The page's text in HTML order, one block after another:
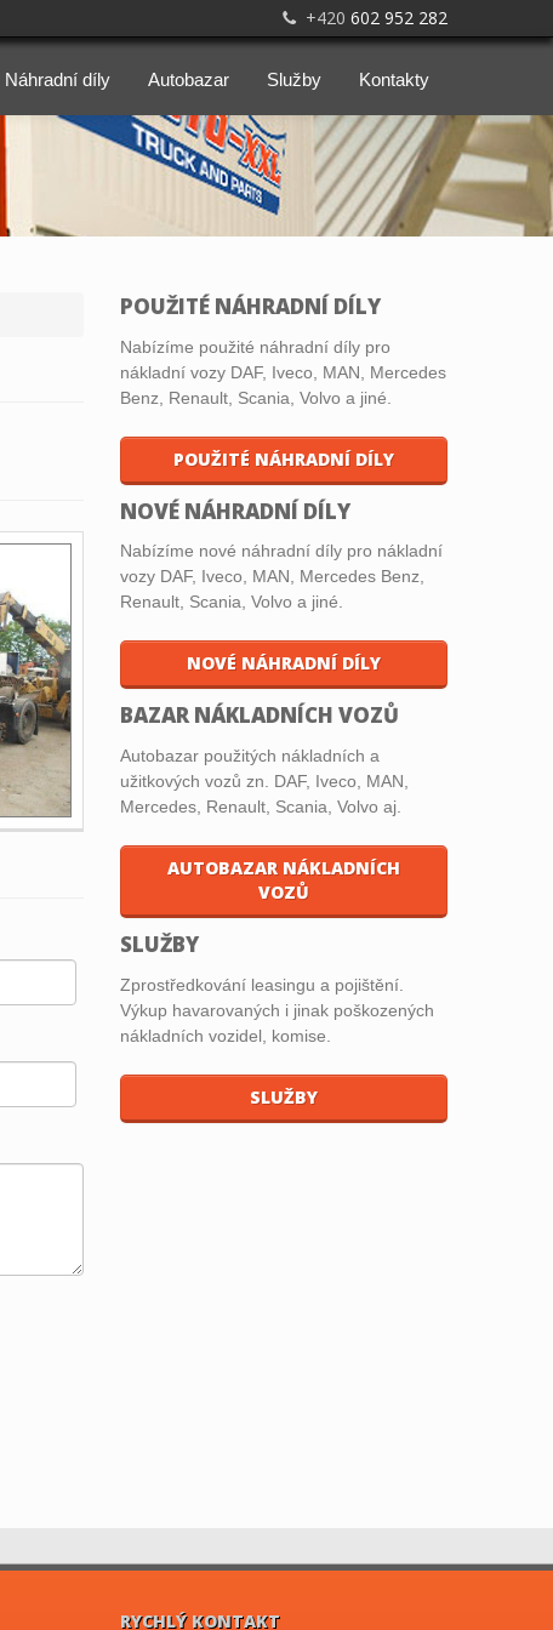
+420 602 952 282
Náhradní díly Autobazar Služby Kontakty
POUŽITÉ NÁHRADNÍ DÍLY
Nabízíme použité náhradní díly pro
nákladní vozy DAF, Iveco, MAN, Mercedes
Benz, Renault, Scania, Volvo a jiné.
POUŽITÉ NÁHRADNÍ DÍLY
NOVÉ NÁHRADNÍ DÍLY
Nabízíme nové náhradní díly pro nákladní
vozy DAF, Iveco, MAN, Mercedes Benz,
Renault, Scania, Volvo a jiné.
NOVÉ NÁHRADNÍ DÍLY
BAZAR NÁKLADNÍCH VOZŮ
Autobazar použitých nákladních a
užitkových vozů zn. DAF, Iveco, MAN,
Mercedes, Renault, Scania, Volvo aj.
AUTOBAZAR NÁKLADNÍCH
VOZŮ
SLUŽBY
Zprostředkování leasingu a pojištění.
Výkup havarovaných i jinak poškozených
nákladních vozidel, komise.
SLUŽBY
RYCHLÝ KONTAKT